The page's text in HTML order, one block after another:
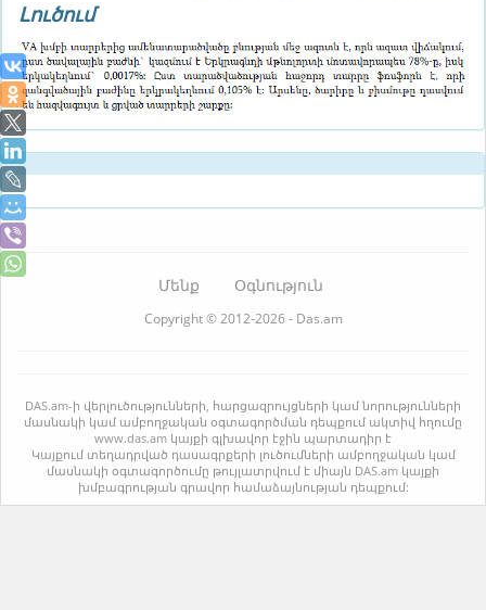
Լուծում
Մենք Օգնություն
Copyright © 2012-2026 - Das.am
DAS.am-ի վերլուծությունների, հարցազրույցների կամ նորությունների
մասնակի կամ ամբողջական օգտագործման դեպքում ակտիվ հղումը
www.das.am կայքի գլխավոր էջին պարտադիր է
Կայքում տեղադրված դասագրքերի լուծումների ամբողջական կամ
մասնակի օգտագործումը թույլատրվում է միայն DAS.am կայքի
խմբագրության գրավոր համաձայնության դեպքում: